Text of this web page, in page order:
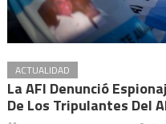
ACTUALIDAD
La AFI Denunció
De Los Tripulantes Del